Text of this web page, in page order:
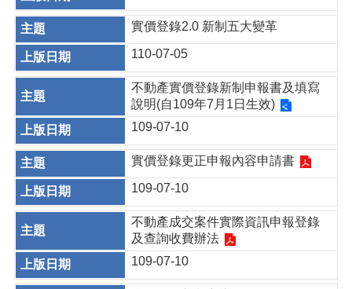
實價登錄2.0 新制五大變革
110-07-05
不動產實價登錄新制申報書及填寫
說明(自109年7月1日生效)
109-07-10
實價登錄更正申報內容申請書
109-07-10
不動產成交案件實際資訊申報登錄
及查詢收費辦法
109-07-10